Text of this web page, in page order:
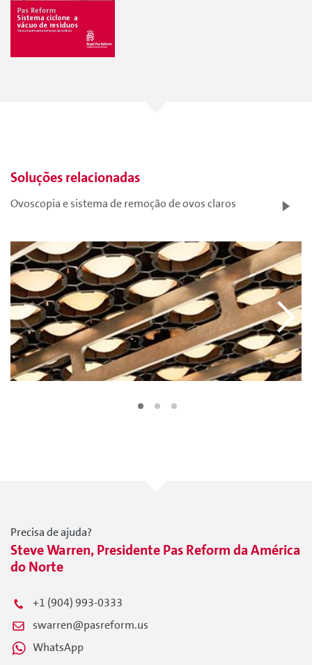
Soluções relacionadas
Ovoscopia e sistema de remoção de ovos claros
Precisa de ajuda?
Steve Warren, Presidente Pas Reform da América
do Norte
+1 (904) 993-0333
swarren@pasreform.us
WhatsApp